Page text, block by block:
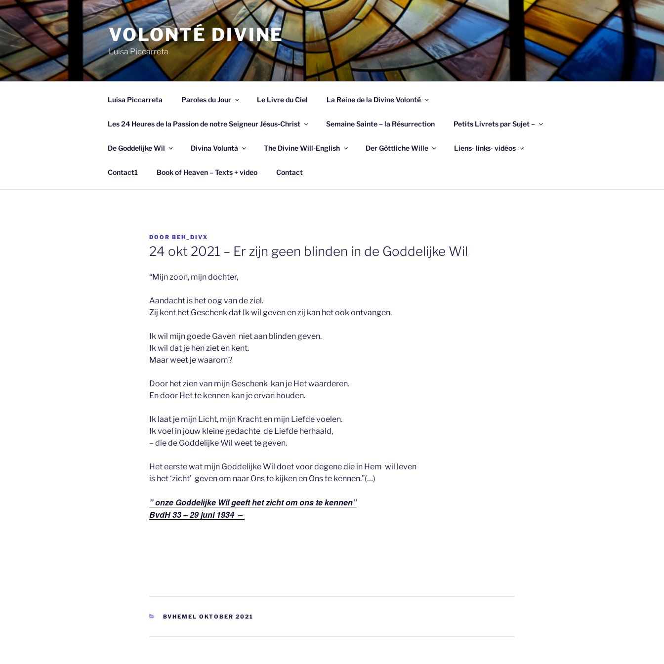
Spring
naar
de
inhoud
VOLONTÉ DIVINE
Luisa Piccarreta
Luisa Piccarreta Paroles du Jour Le Livre du Ciel La Reine de la Divine Volonté
Les 24 Heures de la Passion de notre Seigneur Jésus-Christ Semaine Sainte – la Résurrection Petits Livrets par Sujet –
De Goddelijke Wil Divina Voluntà The Divine Will-English Der Göttliche Wille Liens- links- vidéos
Contact1 Book of Heaven – Texts + video Contact
GEPLAATST
OP
DOOR BEH_DIVX
24 okt 2021 – Er zijn geen blinden in de Goddelijke Wil
“Mijn zoon, mijn dochter,
Aandacht is het oog van de ziel.
Zij kent het Geschenk dat Ik wil geven en zij kan het ook ontvangen.
Ik wil mijn goede Gaven niet aan blinden geven.
Ik wil dat je hen ziet en kent.
Maar weet je waarom?
Door het zien van mijn Geschenk kan je Het waarderen.
En door Het te kennen kan je ervan houden.
Ik laat je mijn Licht, mijn Kracht en mijn Liefde voelen.
Ik voel in jouw kleine gedachte de Liefde herhaald,
– die de Goddelijke Wil weet te geven.
Het eerste wat mijn Goddelijke Wil doet voor degene die in Hem wil leven
is het ‘zicht’ geven om naar Ons te kijken en Ons te kennen.”(…)
” onze Goddelijke Wil geeft het zicht om ons te kennen”
BvdH 33 – 29 juni 1934 –
CATEGORIEËN
BVHEMEL OKTOBER 2021